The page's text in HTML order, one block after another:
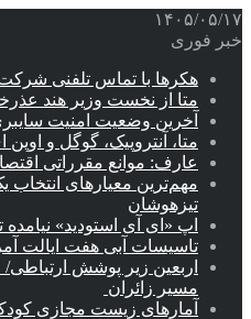
۱۴۰۵/۰۵/۱۷
خبر فوری
هکرها با تماس تلفنی
متا از نخست وزیر هند
آخرین وضعیت امنیت
متا، آنتروپیک، گوگل و
عارف: موانع مقرراتی
مهم‌ترین معیارهای
تیزهوشان
اپ «ای آی استودید»
تاسیسات آبی هفت ایالت
اربعین زیر پوشش ارتباطی/
مسیر زائران
آمارهای زیست مجازی